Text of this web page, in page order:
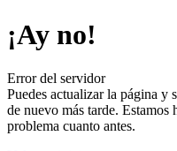
¡Ay no!
Error del servidor
Puedes actualizar la página y
de nuevo más tarde.
problema cuanto antes.